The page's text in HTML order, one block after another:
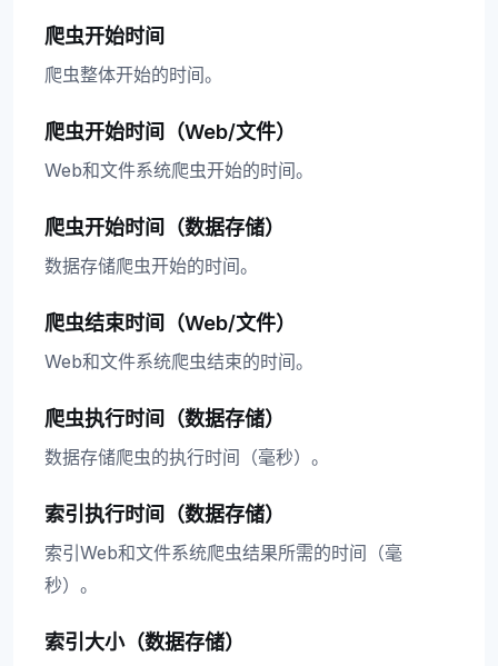
爬虫开始时间
爬虫整体开始的时间。
爬虫开始时间（Web/文件）
Web和文件系统爬虫开始的时间。
爬虫开始时间（数据存储）
数据存储爬虫开始的时间。
爬虫结束时间（Web/文件）
Web和文件系统爬虫结束的时间。
爬虫执行时间（数据存储）
数据存储爬虫的执行时间（毫秒）。
索引执行时间（数据存储）
索引Web和文件系统爬虫结果所需的时间（毫
秒）。
索引大小（数据存储）